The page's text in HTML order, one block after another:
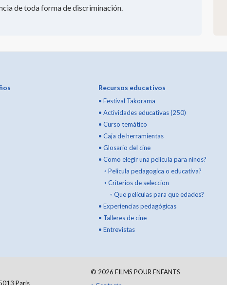
de toda forma de discriminación.
Recursos educativos
• Festival Takorama
• Actividades educativas (250)
• Curso temático
• Caja de herramientas
• Glosario del cine
• Como elegir una pelicula para ninos?
◦ Pelicula pedagogica o educativa?
◦ Criterios de seleccion
◦ Que peliculas para que edades?
• Experiencias pedagógicas
• Talleres de cine
• Entrevistas
Paris
© 2026 FILMS POUR ENFANTS